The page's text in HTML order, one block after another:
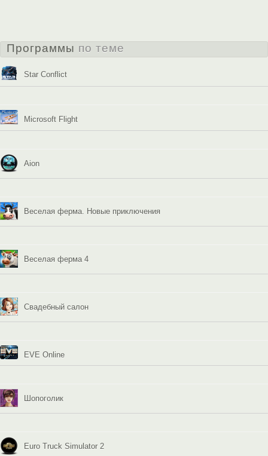
Программы по теме
Star Conflict
Microsoft Flight
Aion
Веселая ферма. Новые приключения
Веселая ферма 4
Свадебный салон
EVE Online
Шопоголик
Euro Truck Simulator 2